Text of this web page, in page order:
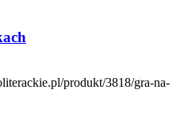
produkt/3818/gra-na-